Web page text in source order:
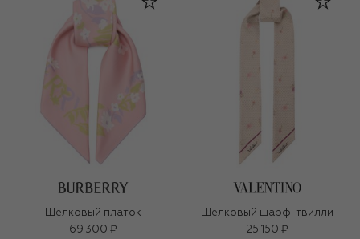
Шелковый платок
69 300 ₽
Шелковый шарф-твилли
25 150 ₽